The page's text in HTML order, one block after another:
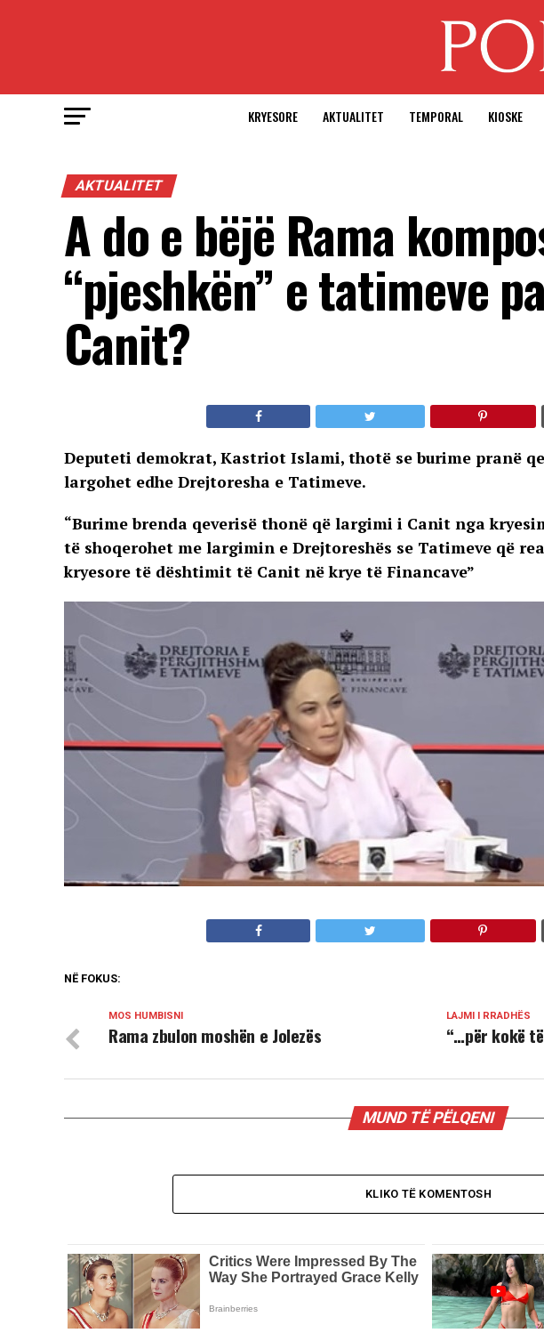
KRYESORE AKTUALITET TEMPORAL KIOSKE
AKTUALITET
A do e bëjë Rama
“pjeshkën” e tatimeve
Canit?
Deputeti demokrat, Kastriot Islami, thotë se burime pranë
largohet edhe Drejtoresha e Tatimeve.
“Burime brenda qeverisë thonë që largimi i Canit nga
të shoqerohet me largimin e Drejtoreshës se Tatimeve që
kryesore të dështimit të Canit në krye të Financave”
NË FOKUS:
LAJMI I RRADHËS
“…për kokë
MOS HUMBISNI
Rama zbulon moshën e Jolezës
MUND TË PËLQENI
KLIKO TË KOMENTOSH